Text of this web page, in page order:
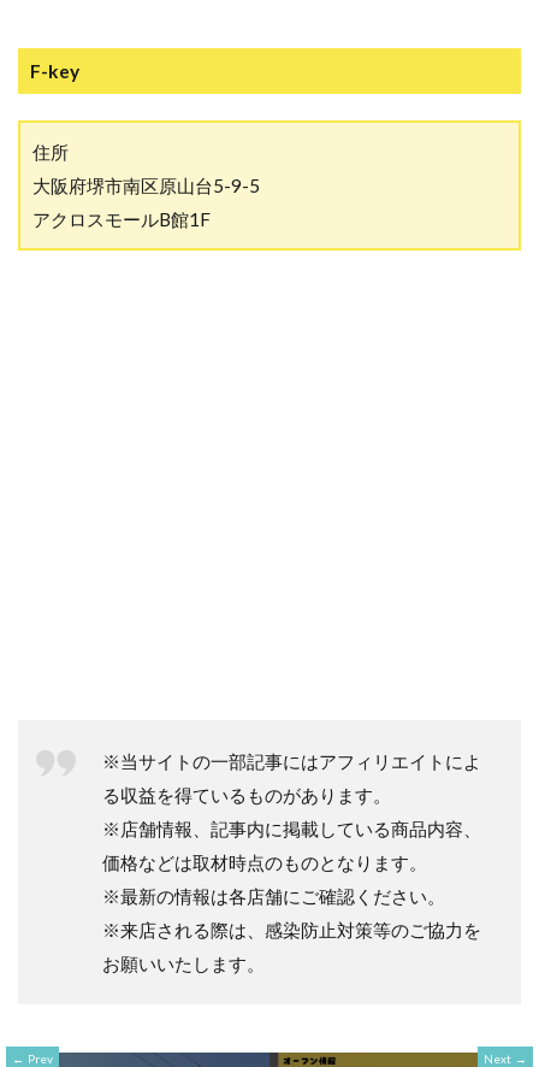
F-key
住所
大阪府堺市南区原山台5-9-5
アクロスモールB館1F
※当サイトの一部記事にはアフィリエイトによ
る収益を得ているものがあります。
※店舗情報、記事内に掲載している商品内容、
価格などは取材時点のものとなります。
※最新の情報は各店舗にご確認ください。
※来店される際は、感染防止対策等のご協力を
お願いいたします。
Prev Next